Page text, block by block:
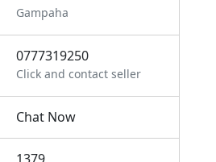
Gampaha
0777319250
Click and contact seller
Chat Now